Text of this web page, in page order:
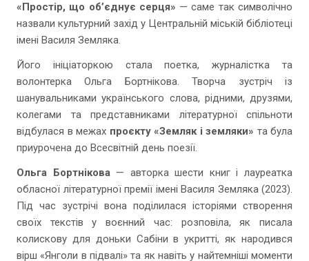
«Простір, що об’єднує серця» — саме так символічно
назвали культурний захід у Центральній міській бібліотеці
імені Василя Земляка.
Його ініціаторкою стала поетка, журналістка та
волонтерка Ольга Бортнікова. Творча зустріч із
шанувальниками українського слова, рідними, друзями,
колегами та представниками літературної спільноти
відбулася в межах проєкту «Земляк і земляки» та була
приурочена до Всесвітній день поезії.
Ольга Бортнікова— авторка шести книг і лауреатка
обласної літературної премії імені Василя Земляка (2023).
Під час зустрічі вона поділилася історіями створення
своїх текстів у воєнний час: розповіла, як писала
колискову для доньки Сабіни в укритті, як народився
вірш «Янголи в підвалі» та як навіть у найтемніші моменти